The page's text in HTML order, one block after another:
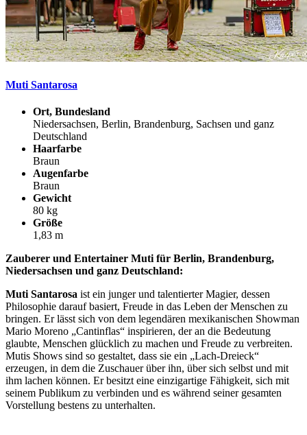
Muti Santarosa
Ort, Bundesland
Niedersachsen, Berlin, Brandenburg, Sachsen und ganz
Deutschland
Haarfarbe
Braun
Augenfarbe
Braun
Gewicht
80 kg
Größe
1,83 m
Zauberer und Entertainer Muti für Berlin, Brandenburg,
Niedersachsen und ganz Deutschland:
Muti Santarosa ist ein junger und talentierter Magier, dessen
Philosophie darauf basiert, Freude in das Leben der Menschen zu
bringen. Er lässt sich von dem legendären mexikanischen Showman
Mario Moreno „Cantinflas“ inspirieren, der an die Bedeutung
glaubte, Menschen glücklich zu machen und Freude zu verbreiten.
Mutis Shows sind so gestaltet, dass sie ein „Lach-Dreieck“
erzeugen, in dem die Zuschauer über ihn, über sich selbst und mit
ihm lachen können. Er besitzt eine einzigartige Fähigkeit, sich mit
seinem Publikum zu verbinden und es während seiner gesamten
Vorstellung bestens zu unterhalten.